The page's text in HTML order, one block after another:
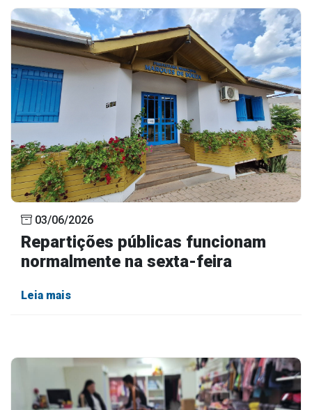
03/06/2026
Repartições públicas funcionam
normalmente na sexta-feira
Leia mais